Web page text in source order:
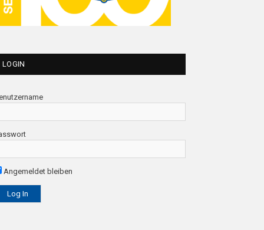
LOGIN
Angemeldet bleiben